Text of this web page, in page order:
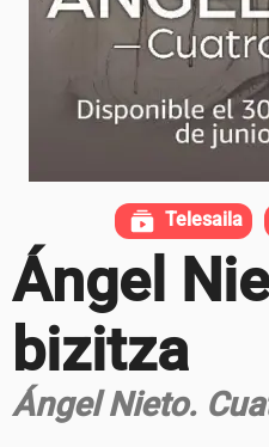
Ángel
bizitza
Ángel Nieto.
Telesaila